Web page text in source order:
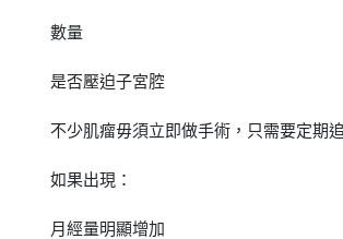
數量
是否壓迫子宮腔
不少肌瘤毋須立即做手術，只需要定期
如果出現：
月經量明顯增加